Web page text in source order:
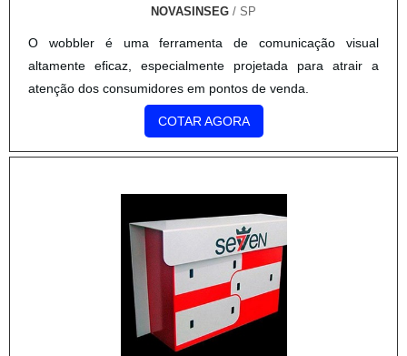
COMUNICAÇÃO VISUAL DISPLAY
G10 COMUNICAÇÃO VISUAL / SÃO PAULO - SP
Atendimento exclusivo para São PauloA comunicação visual
display é uma das alternativas do mercado que conta com
diversos formatos de expositor e display, funcionais e